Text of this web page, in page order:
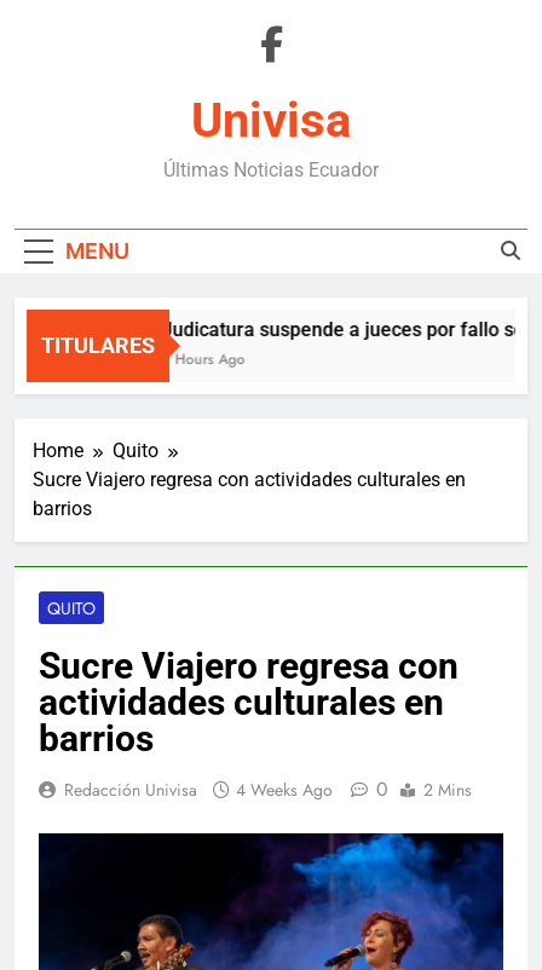
Univisa
Últimas Noticias Ecuador
MENU
TITULARES
Judicatura suspende a jueces por fallo
3 Hours Ago
Home
Quito
Sucre Viajero regresa con actividades culturales en
barrios
QUITO
Sucre Viajero regresa con
actividades culturales en
barrios
Redacción Univisa 4 Weeks Ago 0 2 Mins